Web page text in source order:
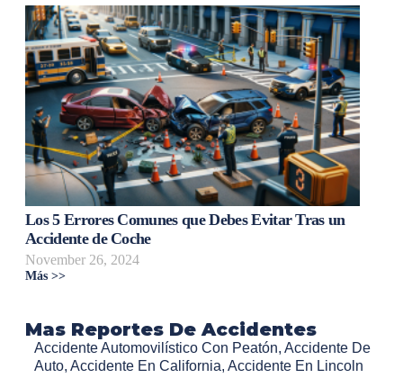
Los 5 Errores Comunes que Debes Evitar Tras un
Accidente de Coche
November 26, 2024
Más >>
Mas Reportes De Accidentes
Accidente Automovilístico Con Peatón, Accidente De
Auto, Accidente En California, Accidente En Lincoln